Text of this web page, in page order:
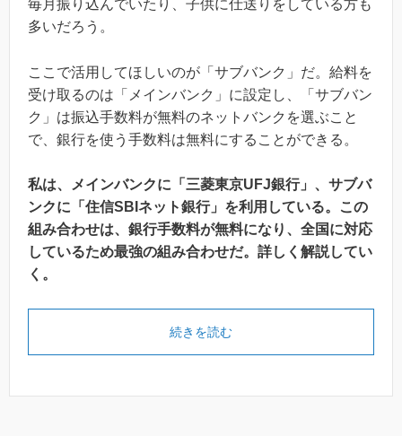
毎月振り込んでいたり、子供に仕送りをしている方も
多いだろう。
ここで活用してほしいのが「サブバンク」だ。給料を
受け取るのは「メインバンク」に設定し、「サブバン
ク」は振込手数料が無料のネットバンクを選ぶこと
で、銀行を使う手数料は無料にすることができる。
私は、メインバンクに「三菱東京UFJ銀行」、サブバ
ンクに「住信SBIネット銀行」を利用している。この
組み合わせは、銀行手数料が無料になり、全国に対応
しているため最強の組み合わせだ。詳しく解説してい
く。
続きを読む